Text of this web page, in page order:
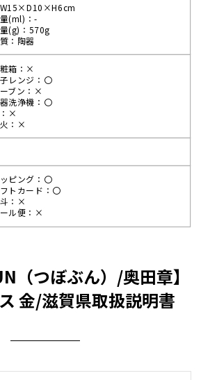
(ml)：-
(g)：570g
：陶器
箱：×
レンジ：〇
ブン：×
洗浄機：〇
×
：×
ピング：〇
トカード：〇
：×
ル便：×
（つぼぶん）/奥田章】
金/滋賀県取扱説明書